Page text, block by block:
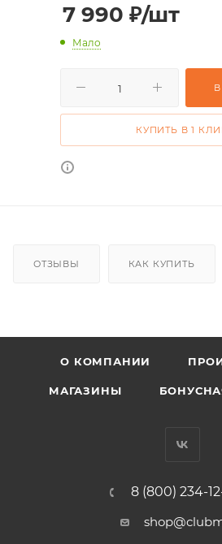
7 990 ₽/шт
Мало
КУПИТЬ В 1
ОТЗЫВЫ КАК КУПИТЬ
О КОМПАНИИ
МАГАЗИНЫ
8 (800) 234-